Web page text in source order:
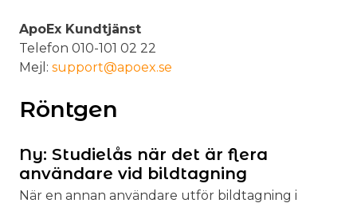
ApoEx Kundtjänst
Telefon 010-101 02 22
Mejl: support@apoex.se
Röntgen
Ny: Studielås när det är flera
användare vid bildtagning
När en annan användare utför bildtagning i